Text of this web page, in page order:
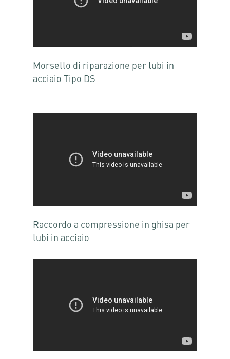
Morsetto di riparazione per tubi in
acciaio Tipo DS
Raccordo a compressione in ghisa per
tubi in acciaio